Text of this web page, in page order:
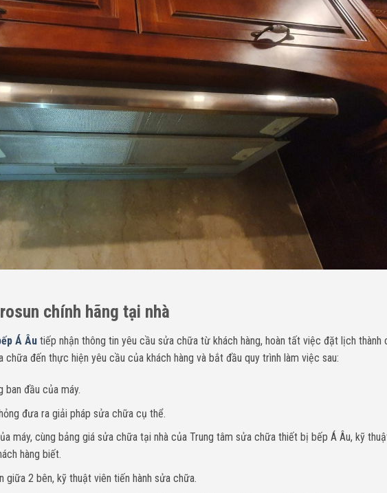
chính hãng tại nhà
Á Âu tiếp nhận thông tin yêu cầu sửa chữa từ khách hàng, hoàn tất việc đặt lịch thành
đến thực hiện yêu cầu của khách hàng và bắt đầu quy trình làm việc sau:
ban đầu của máy.
đưa ra giải pháp sửa chữa cụ thể.
máy, cùng bảng giá sửa chữa tại nhà của Trung tâm sửa chữa thiết bị bếp Á Âu, kỹ
hàng biết.
giữa 2 bên, kỹ thuật viên tiến hành sửa chữa.